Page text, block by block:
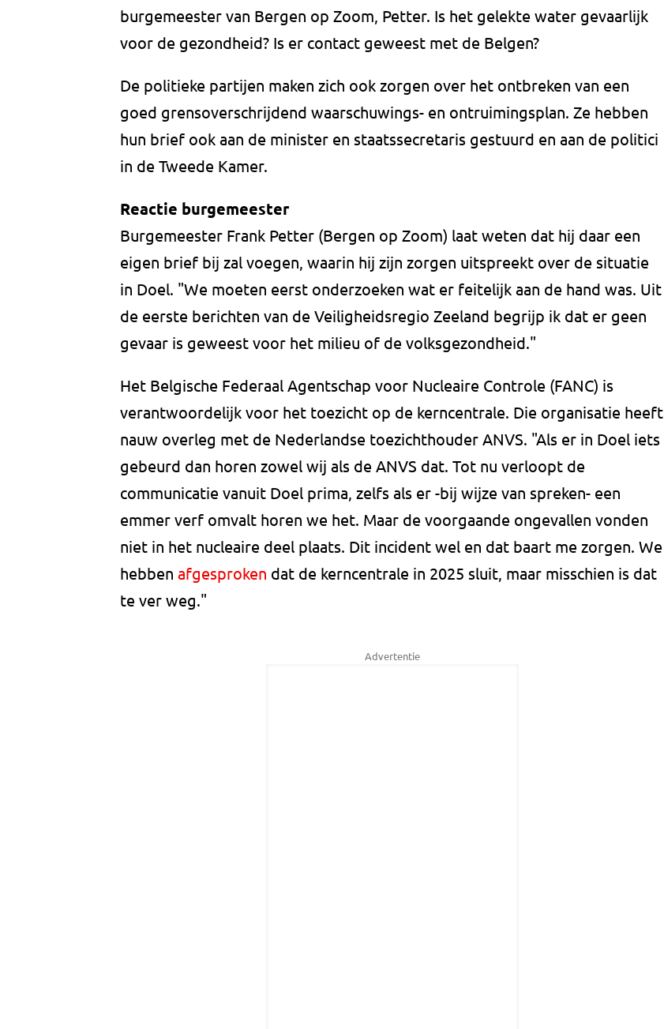
burgemeester van Bergen op Zoom, Petter. Is het gelekte water gevaarlijk
voor de gezondheid? Is er contact geweest met de Belgen?
De politieke partijen maken zich ook zorgen over het ontbreken van een
goed grensoverschrijdend waarschuwings- en ontruimingsplan. Ze hebben
hun brief ook aan de minister en staatssecretaris gestuurd en aan de politici
in de Tweede Kamer.
Reactie burgemeester
Burgemeester Frank Petter (Bergen op Zoom) laat weten dat hij daar een
eigen brief bij zal voegen, waarin hij zijn zorgen uitspreekt over de situatie
in Doel. "We moeten eerst onderzoeken wat er feitelijk aan de hand was. Uit
de eerste berichten van de Veiligheidsregio Zeeland begrijp ik dat er geen
gevaar is geweest voor het milieu of de volksgezondheid."
Het Belgische Federaal Agentschap voor Nucleaire Controle (FANC) is
verantwoordelijk voor het toezicht op de kerncentrale. Die organisatie heeft
nauw overleg met de Nederlandse toezichthouder ANVS. "Als er in Doel iets
gebeurd dan horen zowel wij als de ANVS dat. Tot nu verloopt de
communicatie vanuit Doel prima, zelfs als er -bij wijze van spreken- een
emmer verf omvalt horen we het. Maar de voorgaande ongevallen vonden
niet in het nucleaire deel plaats. Dit incident wel en dat baart me zorgen. We
hebben afgesproken dat de kerncentrale in 2025 sluit, maar misschien is dat
te ver weg."
Advertentie